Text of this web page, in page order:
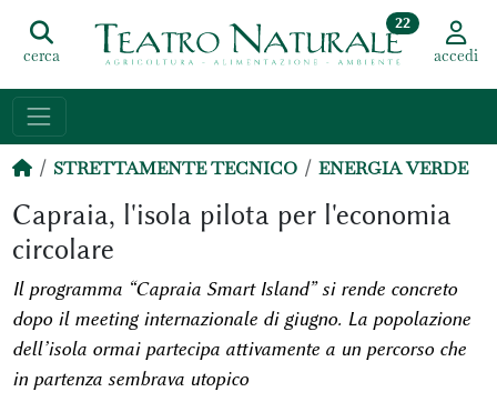
cerca
22
accedi
STRETTAMENTE TECNICO ENERGIA VERDE
Capraia, l'isola pilota per l'economia
circolare
Il programma “Capraia Smart Island” si rende concreto
dopo il meeting internazionale di giugno. La popolazione
dell’isola ormai partecipa attivamente a un percorso che
in partenza sembrava utopico